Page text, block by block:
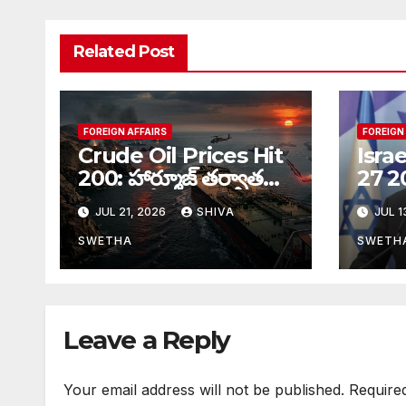
Related Post
FOREIGN AFFAIRS
Crude Oil Prices Hit
200: హార్మూజ్‌ తర్వాత
కొత్త సంక్షోభం, ముడి
చమురు ధరలు భారీగా
పెరుగుతాయా…
JUL 21, 2026 SHIVA
SWETHA
27
JUL
Leave a Reply
Your email address will not be published.